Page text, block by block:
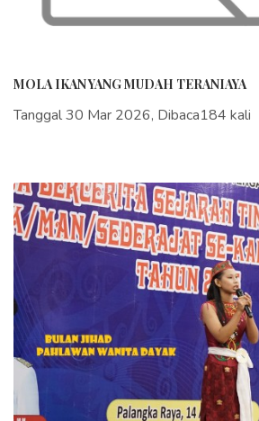
MOLA IKAN YANG MUDAH TERANIAYA
Tanggal 30 Mar 2026, Dibaca184 kali